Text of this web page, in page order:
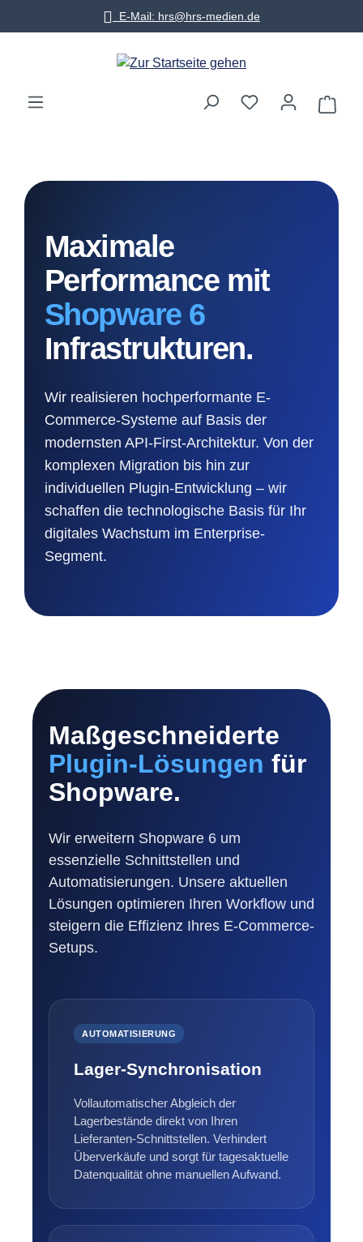
Zum Hauptinhalt springenE-Mail: hrs@hrs-medien.de
Maximale
Performance mit
Shopware 6
Infrastrukturen.
Wir realisieren hochperformante E-
Commerce-Systeme auf Basis der
modernsten API-First-Architektur. Von der
komplexen Migration bis hin zur
individuellen Plugin-Entwicklung – wir
schaffen die technologische Basis für Ihr
digitales Wachstum im Enterprise-
Segment.
Maßgeschneiderte
Plugin-Lösungen für
Shopware.
Wir erweitern Shopware 6 um
essenzielle Schnittstellen und
Automatisierungen. Unsere aktuellen
Lösungen optimieren Ihren Workflow und
steigern die Effizienz Ihres E-Commerce-
Setups.
AUTOMATISIERUNG
Lager-Synchronisation
Vollautomatischer Abgleich der
Lagerbestände direkt von Ihren
Lieferanten-Schnittstellen. Verhindert
Überverkäufe und sorgt für tagesaktuelle
Datenqualität ohne manuellen Aufwand.